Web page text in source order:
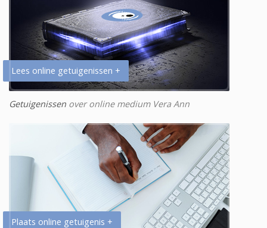
Lees online getuigenissen +
Getuigenissen over online medium Vera Ann
Plaats online getuigenis +